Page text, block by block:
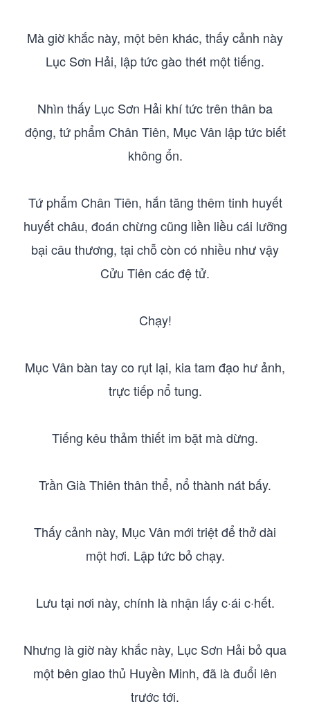
Mà giờ khắc này, một bên khác, thấy cảnh này
Lục Sơn Hải, lập tức gào thét một tiếng.
Nhìn thấy Lục Sơn Hải khí tức trên thân ba
động, tứ phẩm Chân Tiên, Mục Vân lập tức biết
không ổn.
Tứ phẩm Chân Tiên, hắn tăng thêm tinh huyết
huyết châu, đoán chừng cũng liền liều cái lưỡng
bại câu thương, tại chỗ còn có nhiều như vậy
Cửu Tiên các đệ tử.
Chạy!
Mục Vân bàn tay co rụt lại, kia tam đạo hư ảnh,
trực tiếp nổ tung.
Tiếng kêu thảm thiết im bặt mà dừng.
Trần Già Thiên thân thể, nổ thành nát bấy.
Thấy cảnh này, Mục Vân mới triệt để thở dài
một hơi. Lập tức bỏ chạy.
Lưu tại nơi này, chính là nhận lấy c·ái c·hết.
Nhưng là giờ này khắc này, Lục Sơn Hải bỏ qua
một bên giao thủ Huyền Minh, đã là đuổi lên
trước tới.